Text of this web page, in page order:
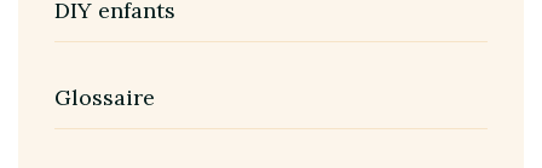
DIY enfants
Glossaire